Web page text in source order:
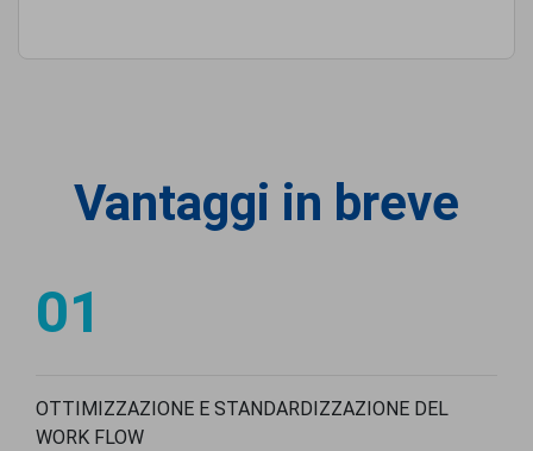
Vantaggi in breve
01
OTTIMIZZAZIONE E STANDARDIZZAZIONE DEL
WORK FLOW